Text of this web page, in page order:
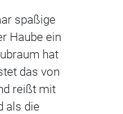
spaßige
Haube ein
hat
das von
reißt mit
als die